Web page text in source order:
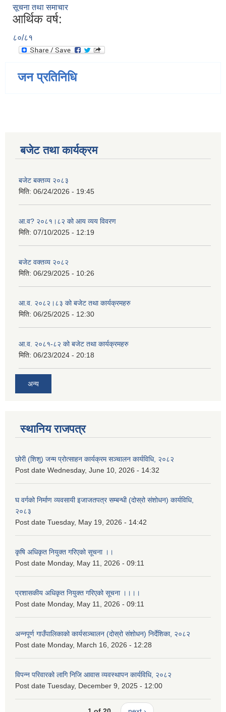
सूचना तथा समाचार
आर्थिक वर्ष:
८०/८१
जन प्रतिनिधि
बजेट तथा कार्यक्रम
बजेट बक्तव्य २०८३
मिति: 06/24/2026 - 19:45
आ.व? २०८१।८२ को आय व्यय विवरण
मिति: 07/10/2025 - 12:19
बजेट वक्तव्य २०८२
मिति: 06/29/2025 - 10:26
आ.व. २०८२।८३ को बजेट तथा कार्यक्रमहरु
मिति: 06/25/2025 - 12:30
आ.व. २०८१-८२ को बजेट तथा कार्यक्रमहरु
मिति: 06/23/2024 - 20:18
अन्य
स्थानिय राजपत्र
छोरी (शिशु) जन्म प्रोत्साहन कार्यक्रम सञ्चालन कार्यविधि, २०८२
Post date Wednesday, June 10, 2026 - 14:32
घ वर्गको निर्माण व्यवसायी इजाजतपत्र सम्बन्धी (दोस्रो संशोधन) कार्यविधि,
२०८३
Post date Tuesday, May 19, 2026 - 14:42
कृषि अधिकृत नियुक्त गरिएको सूचना ।।
Post date Monday, May 11, 2026 - 09:11
प्रशासकीय अधिकृत नियुक्त गरिएको सूचना ।।।।
Post date Monday, May 11, 2026 - 09:11
अन्नपूर्ण गाउँपालिकाको कार्यसञ्चालन (दोस्रो संशोधन) निर्देशिका, २०८२
Post date Monday, March 16, 2026 - 12:28
विपन्न परिवारको लागि निजि आवास व्यवस्थापन कार्यविधि, २०८२
Post date Tuesday, December 9, 2025 - 12:00